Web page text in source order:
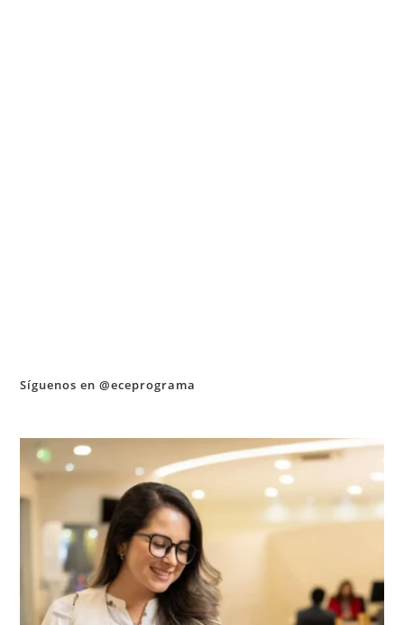
Síguenos en @eceprograma